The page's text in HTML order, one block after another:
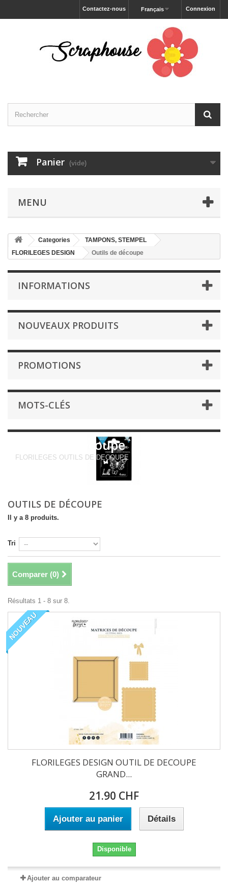
Connexion
Français
Contactez-nous
Panier (vide)
MENU
Categories
TAMPONS, STEMPEL
FLORILEGES DESIGN
Outils de découpe
INFORMATIONS
NOUVEAUX PRODUITS
PROMOTIONS
MOTS-CLÉS
Outils de découpe
FLORILEGES OUTILS DE DECOUPE
OUTILS DE DÉCOUPE
Il y a 8 produits.
Tri
Comparer (0)
Résultats 1 - 8 sur 8.
NOUVEAU
FLORILEGES DESIGN OUTIL DE DECOUPE
GRAND...
21.90 CHF
Ajouter au panier Détails
Disponible
Ajouter au comparateur